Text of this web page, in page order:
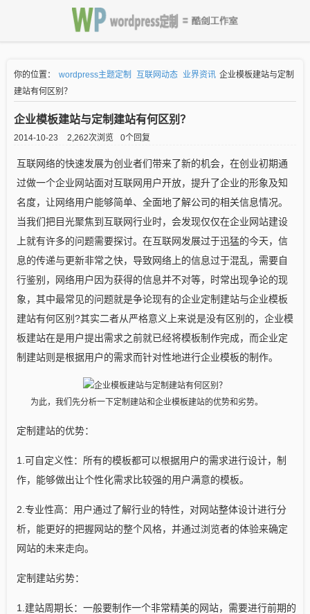
你的位置： wordpress主题定制 互联网动态 业界资讯 企业模板建站与定制
建站有何区别？
企业模板建站与定制建站有何区别？
2014-10-23 2,262次浏览 0个回复
互联网络的快速发展为创业者们带来了新的机会，在创业初期通
过做一个企业网站面对互联网用户开放，提升了企业的形象及知
名度，让网络用户能够简单、全面地了解公司的相关信息情况。
当我们把目光聚焦到互联网行业时，会发现仅仅在企业网站建设
上就有许多的问题需要探讨。在互联网发展过于迅猛的今天，信
息的传递与更新非常之快，导致网络上的信息过于混乱，需要自
行鉴别，网络用户因为获得的信息并不对等，时常出现争论的现
象，其中最常见的问题就是争论现有的企业定制建站与企业模板
建站有何区别?其实二者从严格意义上来说是没有区别的，企业模
板建站在是用户提出需求之前就已经将模板制作完成，而企业定
制建站则是根据用户的需求而针对性地进行企业模板的制作。
为此，我们先分析一下定制建站和企业模板建站的优势和劣势。
定制建站的优势：
1.可自定义性：所有的模板都可以根据用户的需求进行设计，制
作，能够做出让个性化需求比较强的用户满意的模板。
2.专业性高：用户通过了解行业的特性，对网站整体设计进行分
析，能更好的把握网站的整个风格，并通过浏览者的体验来确定
网站的未来走向。
定制建站劣势：
1.建站周期长：一般要制作一个非常精美的网站，需要进行前期的